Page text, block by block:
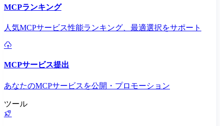
MCPランキング
人気MCPサービス性能ランキング、最適選択をサポート
MCPサービス提出
あなたのMCPサービスを公開・プロモーション
ツール